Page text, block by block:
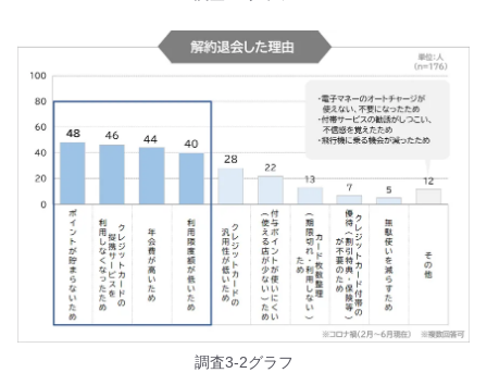
調査3-2グラフ